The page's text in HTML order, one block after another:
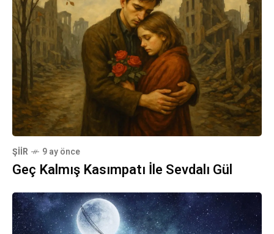
ŞIIR 9 ay önce
Geç Kalmış Kasımpatı İle Sevdalı Gül